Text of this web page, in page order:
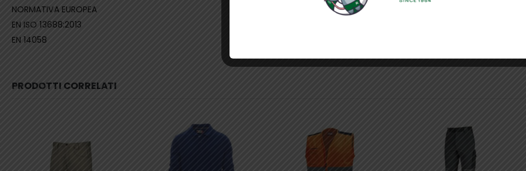
NORMATIVA EUROPEA
​​​​​​​EN ISO 13688:2013
EN 14058
PRODOTTI CORRELATI